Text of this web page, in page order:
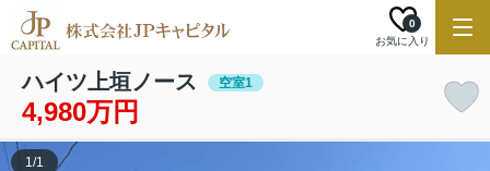
お気に入り
0
ハイツ上垣ノース 空室1
4,980万円
1/1